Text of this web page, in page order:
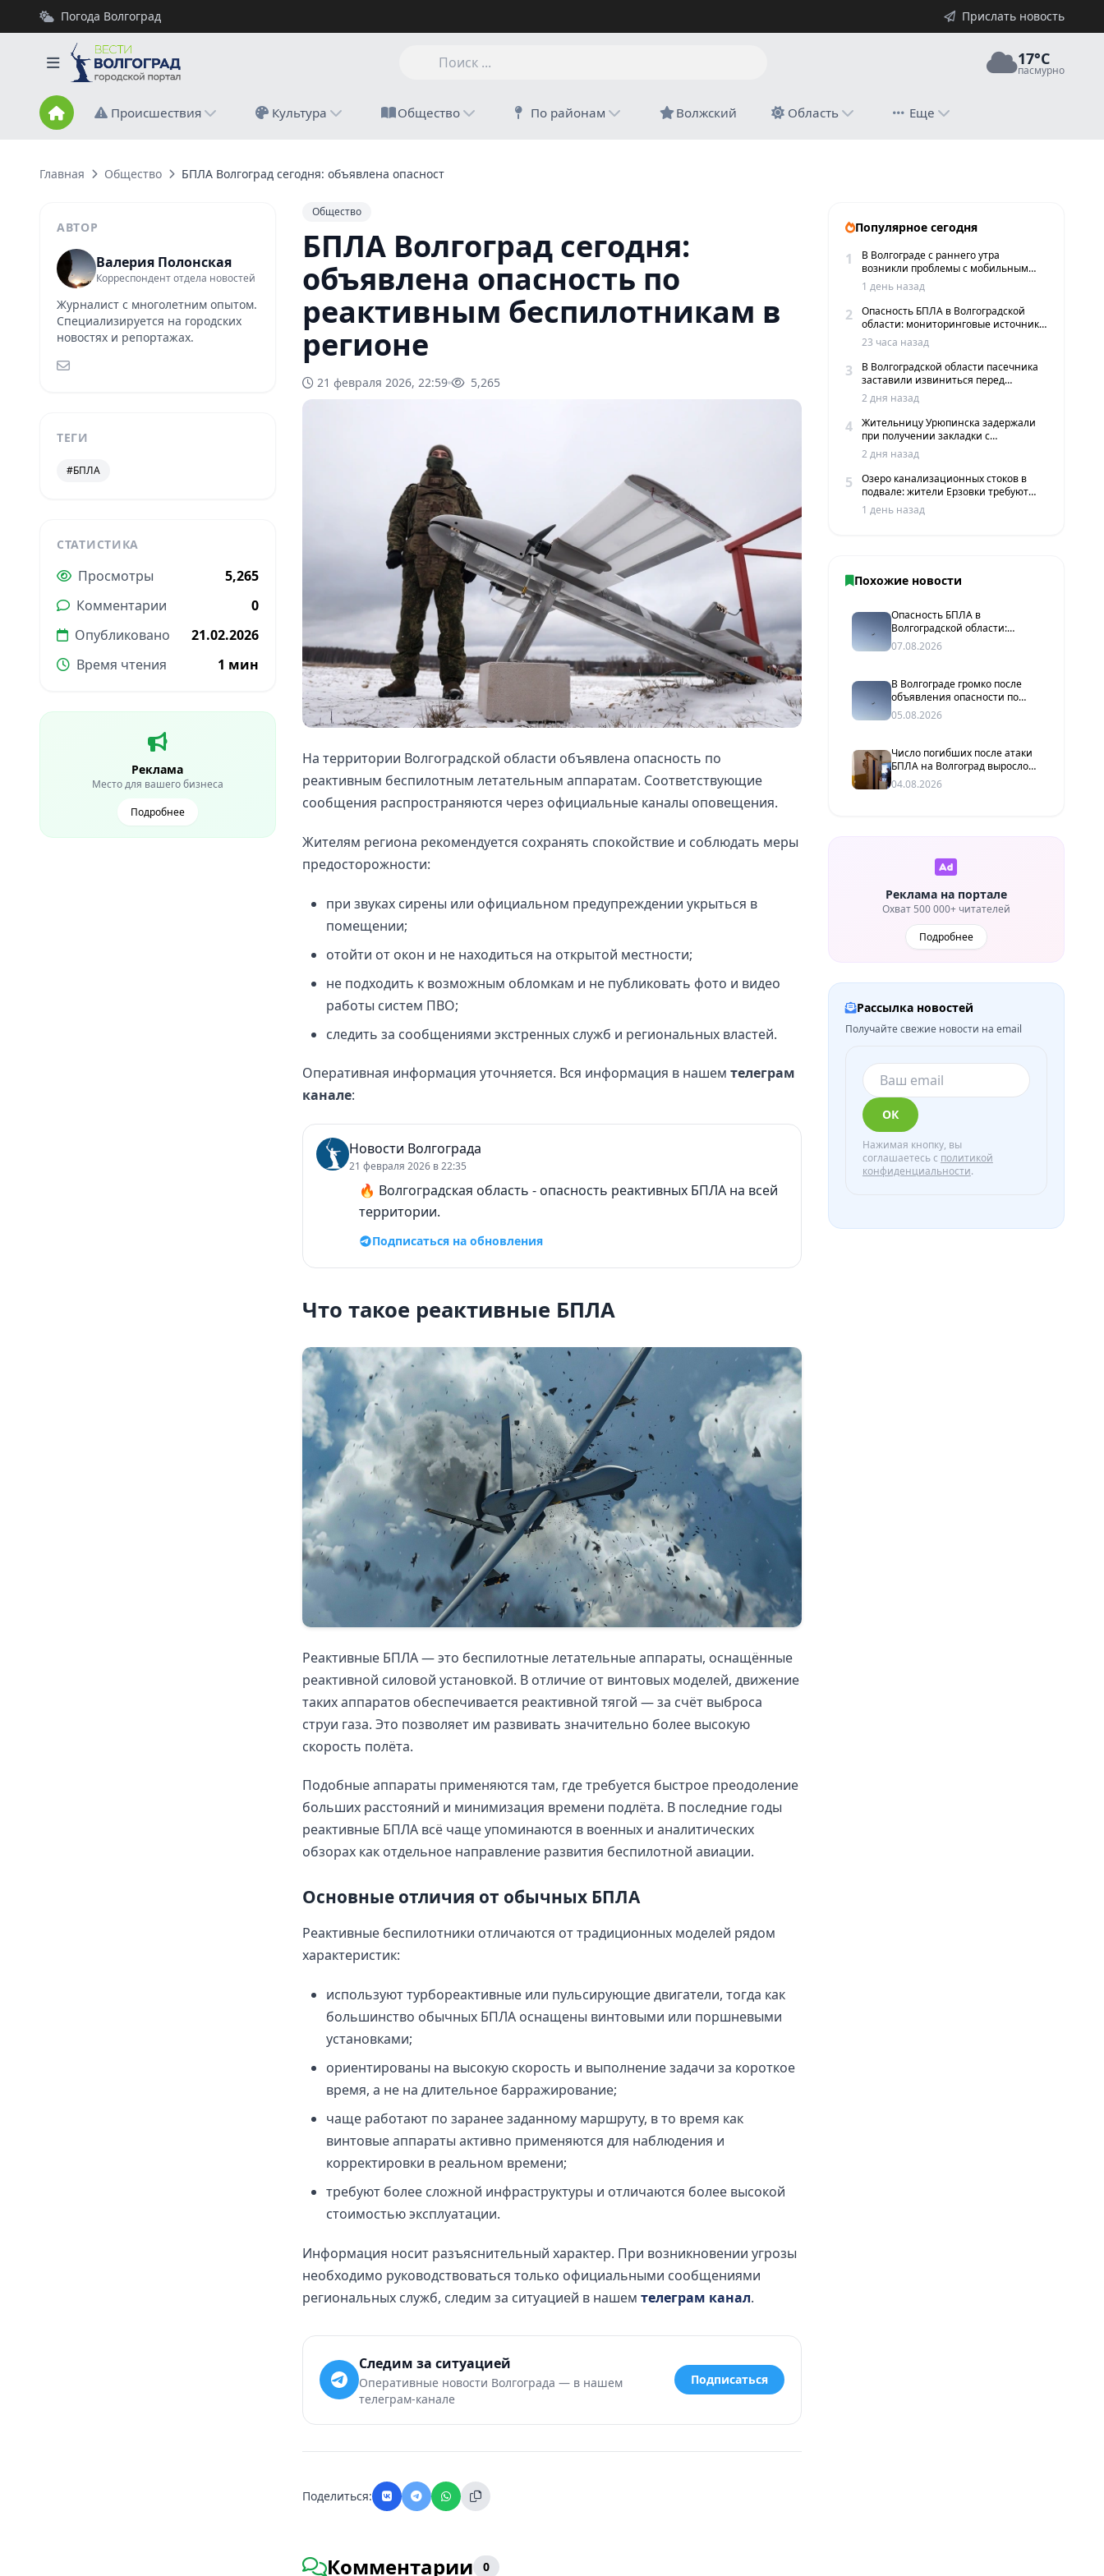
Погода Волгоград Прислать новость
17°C
пасмурно
Происшествия Культура Общество По районам Волжский Область Еще
Главная Общество БПЛА Волгоград сегодня: объявлена опасность по реактивным беспилотникам в регионе
АВТОР
Валерия Полонская
Корреспондент отдела новостей
Журналист с многолетним опытом.
Специализируется на городских
новостях и репортажах.
ТЕГИ
#БПЛА
СТАТИСТИКА
Просмотры
5,265
Комментарии
0
Опубликовано
21.02.2026
Время чтения
1 мин
Реклама
Место для вашего бизнеса
Подробнее
Общество
БПЛА Волгоград сегодня:
объявлена опасность по
реактивным беспилотникам в
регионе
21 февраля 2026, 22:59 5,265
На территории Волгоградской области объявлена опасность по
реактивным беспилотным летательным аппаратам. Соответствующие
сообщения распространяются через официальные каналы оповещения.
Жителям региона рекомендуется сохранять спокойствие и соблюдать меры
предосторожности:
при звуках сирены или официальном предупреждении укрыться в
помещении;
отойти от окон и не находиться на открытой местности;
не подходить к возможным обломкам и не публиковать фото и видео
работы систем ПВО;
следить за сообщениями экстренных служб и региональных властей.
Оперативная информация уточняется. Вся информация в нашем телеграм
канале:
Новости Волгограда
21 февраля 2026 в 22:35
🔥 Волгоградская область - опасность реактивных БПЛА на всей
территории.
Подписаться на обновления
Что такое реактивные БПЛА
Реактивные БПЛА — это беспилотные летательные аппараты, оснащённые
реактивной силовой установкой. В отличие от винтовых моделей, движение
таких аппаратов обеспечивается реактивной тягой — за счёт выброса
струи газа. Это позволяет им развивать значительно более высокую
скорость полёта.
Подобные аппараты применяются там, где требуется быстрое преодоление
больших расстояний и минимизация времени подлёта. В последние годы
реактивные БПЛА всё чаще упоминаются в военных и аналитических
обзорах как отдельное направление развития беспилотной авиации.
Основные отличия от обычных БПЛА
Реактивные беспилотники отличаются от традиционных моделей рядом
характеристик:
используют турбореактивные или пульсирующие двигатели, тогда как
большинство обычных БПЛА оснащены винтовыми или поршневыми
установками;
ориентированы на высокую скорость и выполнение задачи за короткое
время, а не на длительное барражирование;
чаще работают по заранее заданному маршруту, в то время как
винтовые аппараты активно применяются для наблюдения и
корректировки в реальном времени;
требуют более сложной инфраструктуры и отличаются более высокой
стоимостью эксплуатации.
Информация носит разъяснительный характер. При возникновении угрозы
необходимо руководствоваться только официальными сообщениями
региональных служб, следим за ситуацией в нашем телеграм канал.
Следим за ситуацией
Оперативные новости Волгограда — в нашем
телеграм-канале
Подписаться
Поделиться:
Комментарии 0
Популярное сегодня
1
В Волгограде с раннего утра
возникли проблемы с мобильным
интернетом и сервисами такси
1 день назад
2
Опасность БПЛА в Волгоградской
области: мониторинговые источники
сообщают о пролетах беспилотников
23 часа назад
3
В Волгоградской области пасечника
заставили извиниться перед
жителями хутора
2 дня назад
4
Жительницу Урюпинска задержали
при получении закладки с
мефедроном в Волгограде
2 дня назад
5
Озеро канализационных стоков в
подвале: жители Ерзовки требуют
срочных мер
1 день назад
Похожие новости
Опасность БПЛА в
Волгоградской области:
мониторинговые источники
сообщают о пролетах
07.08.2026
В Волгограде громко после
объявления опасности по
БПЛА
05.08.2026
Число погибших после атаки
БПЛА на Волгоград выросло
до двух человек
04.08.2026
Реклама на портале
Охват 500 000+ читателей
Подробнее
Рассылка новостей
Получайте свежие новости на email
ОК
Нажимая кнопку, вы
соглашаетесь с политикой
конфиденциальности.